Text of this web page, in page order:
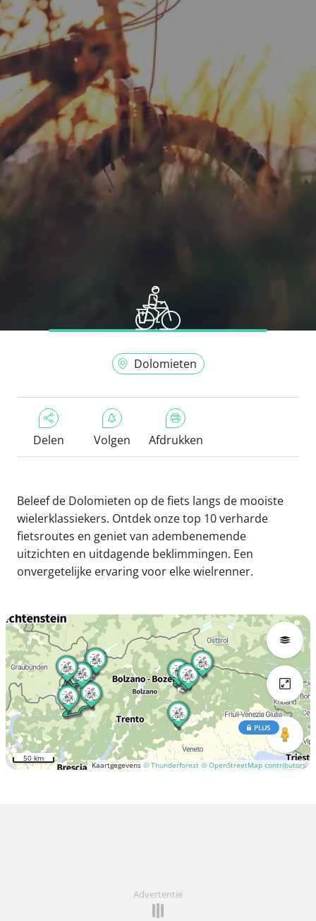
Dolomieten
Delen Volgen Afdrukken
Beleef de Dolomieten op de fiets langs de mooiste
wielerklassiekers. Ontdek onze top 10 verharde
fietsroutes en geniet van adembenemende
uitzichten en uitdagende beklimmingen. Een
onvergetelijke ervaring voor elke wielrenner.
Kaartgegevens © Thunderforest © OpenStreetMap contributors
PLUS
50 km
Advertentie